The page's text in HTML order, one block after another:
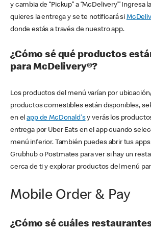
y cambia de “Pickup” a “McDelivery’” Ingresa
quieres la entrega y se te notificará si
donde estás a través de nuestro app.
¿Cómo sé qué productos
para McDelivery®?
Los productos del menú varían por
productos comestibles están disponibles,
en elapp de McDonald'sy verás los
entrega por Uber Eats en el app cuando
menú inferior. También puedes abrir tus
Grubhub o Postmates para ver si hay un
cerca de ti y explorar productos del menú
Mobile Order & Pay
¿Cómo sé cuáles